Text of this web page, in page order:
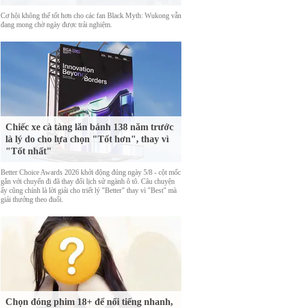
Cơ hội không thể tốt hơn cho các fan Black Myth: Wukong vẫn
đang mong chờ ngày được trải nghiệm.
Chiếc xe cà tàng lăn bánh 138 năm trước
là lý do cho lựa chọn "Tốt hơn", thay vì
"Tốt nhất"
Better Choice Awards 2026 khởi động đúng ngày 5/8 - cột mốc
gắn với chuyến đi đã thay đổi lịch sử ngành ô tô. Câu chuyện
ấy cũng chính là lời giải cho triết lý "Better" thay vì "Best" mà
giải thưởng theo đuổi.
Chọn đóng phim 18+ để nổi tiếng nhanh,